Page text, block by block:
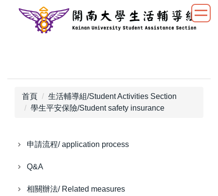
區
首頁
生活輔導組/Student Activities Section
學生平安保險/Student safety insurance
申請流程/ application process
Q&A
相關辦法/ Related measures